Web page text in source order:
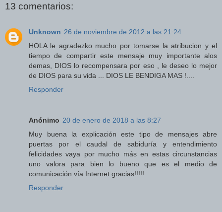
13 comentarios:
Unknown 26 de noviembre de 2012 a las 21:24
HOLA le agradezko mucho por tomarse la atribucion y el
tiempo de compartir este mensaje muy importante alos
demas, DIOS lo recompensara por eso , le deseo lo mejor
de DIOS para su vida ... DIOS LE BENDIGA MAS !....
Responder
Anónimo 20 de enero de 2018 a las 8:27
Muy buena la explicación este tipo de mensajes abre
puertas por el caudal de sabiduría y entendimiento
felicidades vaya por mucho más en estas circunstancias
uno valora para bien lo bueno que es el medio de
comunicación vía Internet gracias!!!!!
Responder